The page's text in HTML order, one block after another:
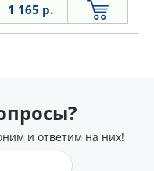
1 165 р.
и ответим на них!